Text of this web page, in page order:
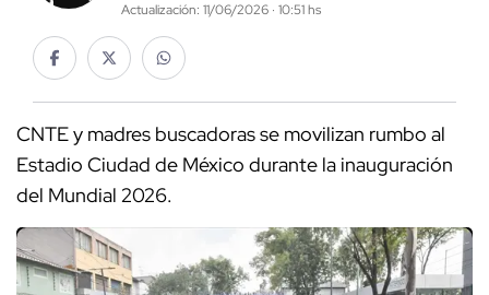
Actualización: 11/06/2026 · 10:51 hs
CNTE y madres buscadoras se movilizan rumbo al
Estadio Ciudad de México durante la inauguración
del Mundial 2026.